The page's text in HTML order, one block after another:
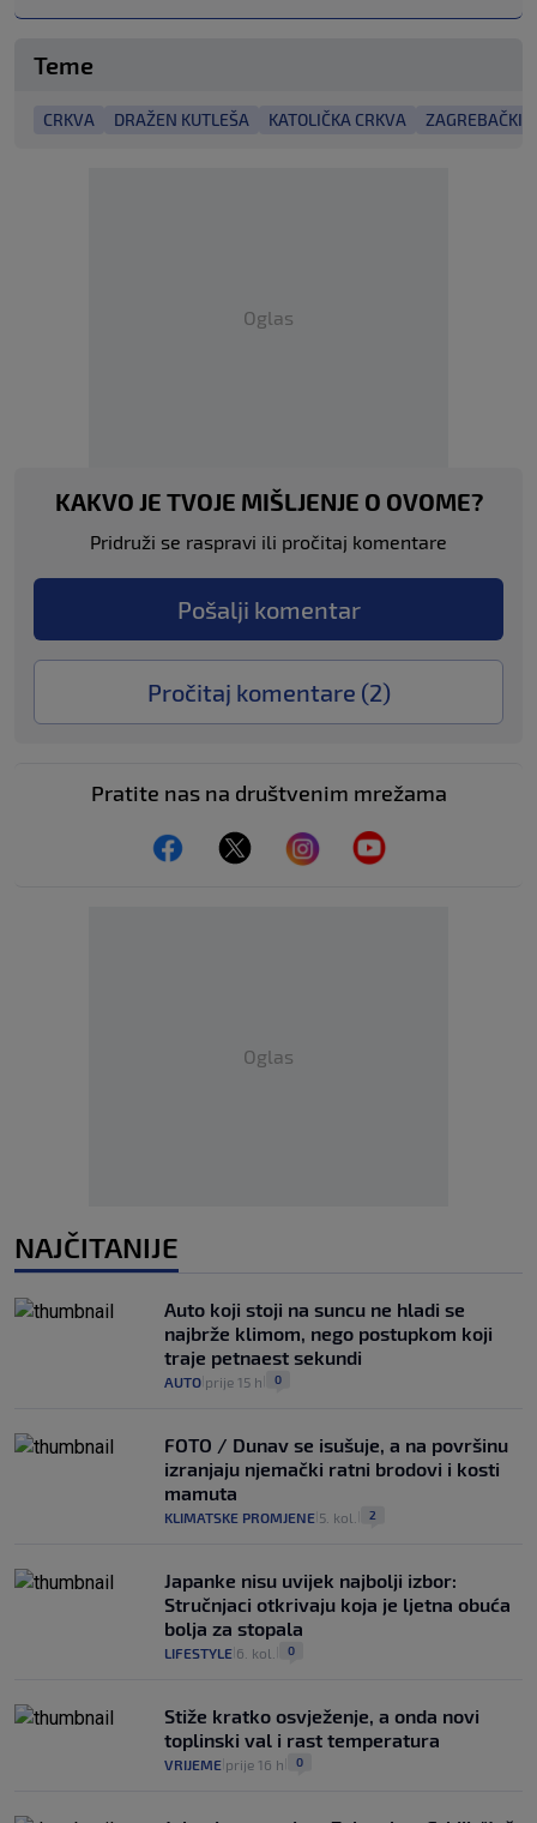
Teme
CRKVA DRAŽEN KUTLEŠA KATOLIČKA CRKVA ZAGREBAČKI
Oglas
KAKVO JE TVOJE MIŠLJENJE O OVOME?
Pridruži se raspravi ili pročitaj komentare
Pošalji komentar
Pročitaj komentare (2)
Pratite nas na društvenim mrežama
Oglas
NAJČITANIJE
Auto koji stoji na suncu ne hladi se
najbrže klimom, nego postupkom koji
traje petnaest sekundi
AUTO prije 15 h 0
FOTO / Dunav se isušuje, a na površinu
izranjaju njemački ratni brodovi i kosti
mamuta
KLIMATSKE PROMJENE 5. kol. 2
Japanke nisu uvijek najbolji izbor:
Stručnjaci otkrivaju koja je ljetna obuća
bolja za stopala
LIFESTYLE 6. kol. 0
Stiže kratko osvježenje, a onda novi
toplinski val i rast temperatura
VRIJEME prije 16 h 0